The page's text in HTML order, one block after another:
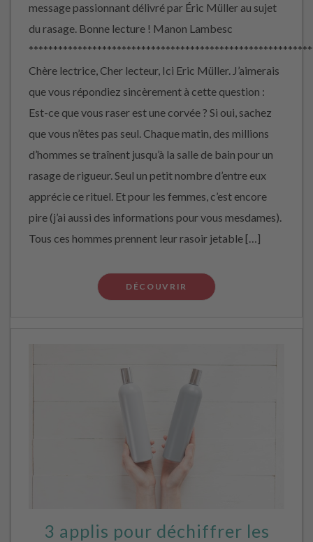
message passionnant délivré par Éric Müller au sujet
du rasage. Bonne lecture ! Manon Lambesc
Chère lectrice, Cher lecteur, Ici Eric Müller. J’aimerais
que vous répondiez sincèrement à cette question :
Est-ce que vous raser est une corvée ? Si oui, sachez
que vous n’êtes pas seul. Chaque matin, des millions
d’hommes se traînent jusqu’à la salle de bain pour un
rasage de rigueur. Seul un petit nombre d’entre eux
apprécie ce rituel. Et pour les femmes, c’est encore
pire (j’ai aussi des informations pour vous mesdames).
Tous ces hommes prennent leur rasoir jetable […]
DÉCOUVRIR
3 applis pour déchiffrer les